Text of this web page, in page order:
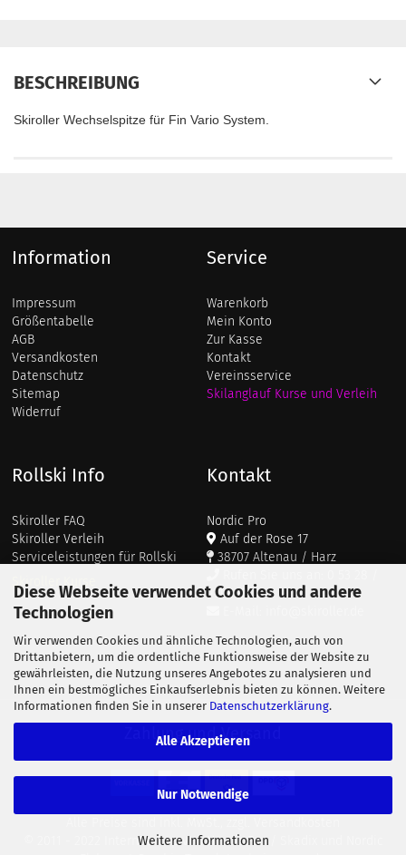
Diese Webseite verwendet Cookies und andere
Technologien
Wir verwenden Cookies und ähnliche Technologien, auch von
Drittanbietern, um die ordentliche Funktionsweise der Website zu
gewährleisten, die Nutzung unseres Angebotes zu analysieren und
Ihnen ein bestmögliches Einkaufserlebnis bieten zu können. Weitere
Informationen finden Sie in unserer Datenschutzerklärung.
Alle Akzeptieren
Nur Notwendige
Weitere Informationen
BESCHREIBUNG
Skiroller Wechselspitze für Fin Vario System.
Information
Impressum
Größentabelle
AGB
Versandkosten
Datenschutz
Sitemap
Widerruf
Service
Warenkorb
Mein Konto
Zur Kasse
Kontakt
Vereinsservice
Skilanglauf Kurse und Verleih
Rollski Info
Skiroller FAQ
Skiroller Verleih
Serviceleistungen für Rollski
Skiroller Kurse
Kontakt
Nordic Pro
Auf der Rose 17
38707 Altenau / Harz
911 687
Zahlung und Versand
© 2011 - 2022 Internetshop von Nordic Pro / Skadix und Nordic